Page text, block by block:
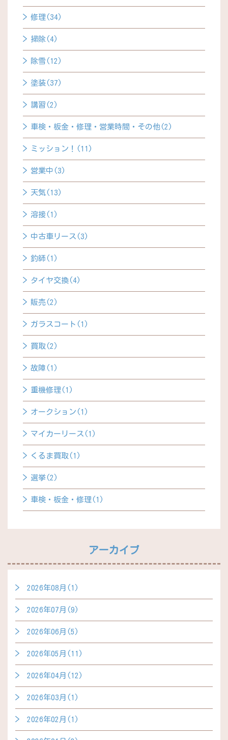
修理(34)
掃除(4)
除雪(12)
塗装(37)
講習(2)
車検・板金・修理・営業時間・その他(2)
ミッション！(11)
営業中(3)
天気(13)
溶接(1)
中古車リース(3)
釣師(1)
タイヤ交換(4)
販売(2)
ガラスコート(1)
買取(2)
故障(1)
重機修理(1)
オークション(1)
マイカーリース(1)
くるま買取(1)
選挙(2)
車検・板金・修理(1)
アーカイブ
2026年08月(1)
2026年07月(9)
2026年06月(5)
2026年05月(11)
2026年04月(12)
2026年03月(1)
2026年02月(1)